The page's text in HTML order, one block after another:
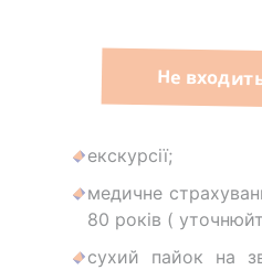
Не
екскурсії;
медичне
80 років (
сухий пайок на